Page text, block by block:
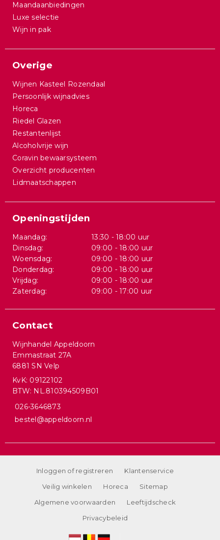
Maandaanbiedingen
Luxe selectie
Wijn in pak
Overige
Wijnen Kasteel Rozendaal
Persoonlijk wijnadvies
Horeca
Riedel Glazen
Restantenlijst
Alcoholvrije wijn
Coravin bewaarsysteem
Overzicht producenten
Lidmaatschappen
Openingstijden
Maandag:
13:30 - 18:00 uur
Dinsdag:
09:00 - 18:00 uur
Woensdag:
09:00 - 18:00 uur
Donderdag:
09:00 - 18:00 uur
Vrijdag:
09:00 - 18:00 uur
Zaterdag:
09:00 - 17:00 uur
Contact
Wijnhandel Appeldoorn
Emmastraat 27A
6881 SN Velp
KvK: 09122102
BTW: NL.810394509B01
026-3646873
bestel@appeldoorn.nl
Inloggen of registreren
Klantenservice
Veilig winkelen
Horeca
Sitemap
Algemene voorwaarden
Leeftijdscheck
Privacybeleid